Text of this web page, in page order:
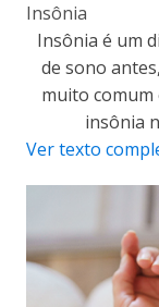
Insônia
Insônia é um
de sono
muito comum
insônia
Ver texto